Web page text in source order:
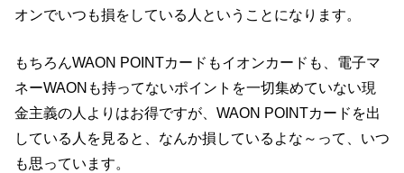
オンでいつも損をしている人ということになります。
もちろんWAON POINTカードもイオンカードも、電子マ
ネーWAONも持ってないポイントを一切集めていない現
金主義の人よりはお得ですが、WAON POINTカードを出
している人を見ると、なんか損しているよな～って、いつ
も思っています。